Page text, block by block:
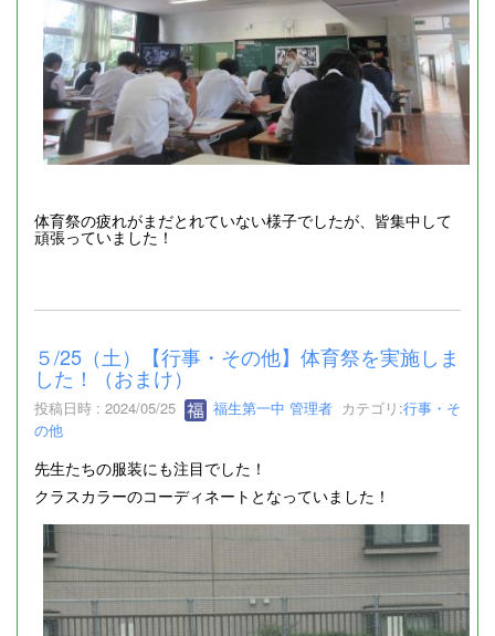
体育祭の疲れがまだとれていない様子でしたが、皆集中して
頑張っていました！
５/25（土）【行事・その他】体育祭を実施しま
した！（おまけ）
投稿日時 : 2024/05/25 福生第一中 管理者 カテゴリ:行事・そ
の他
先生たちの服装にも注目でした！
クラスカラーのコーディネートとなっていました！